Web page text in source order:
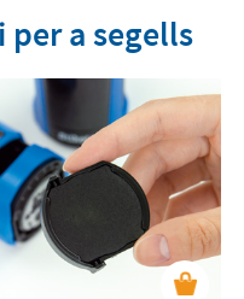
a segells